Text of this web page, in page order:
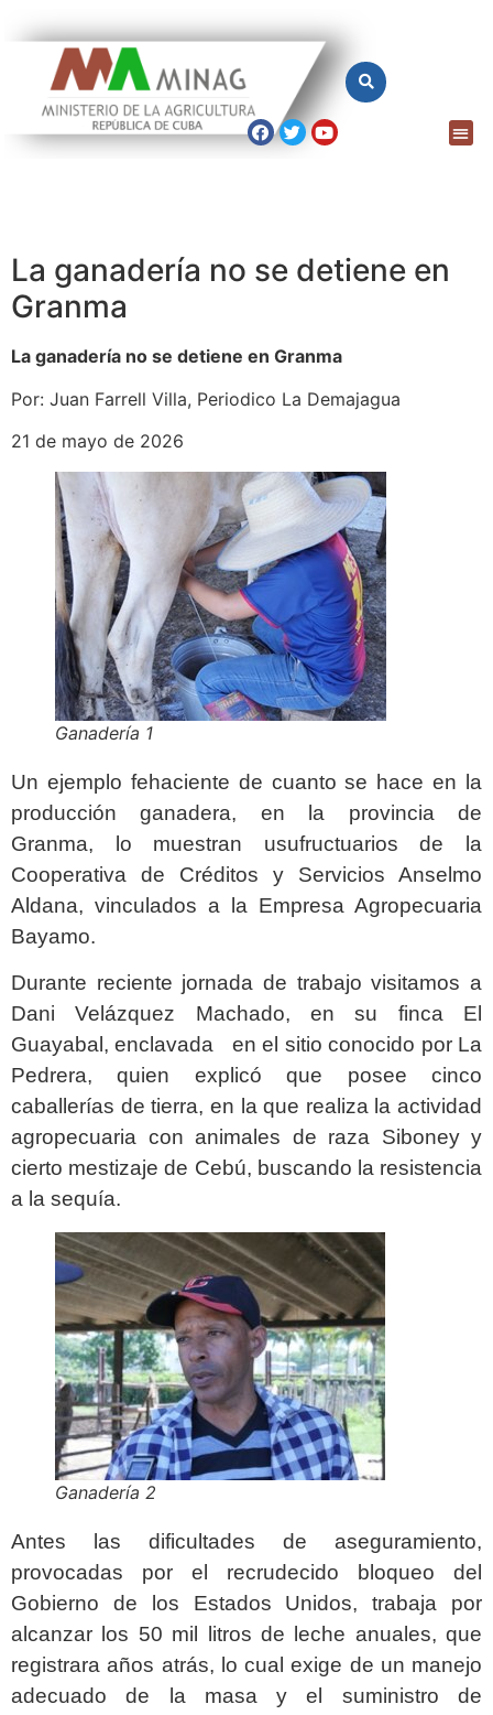
La ganadería no se detiene en
Granma
La ganadería no se detiene en Granma
Por: Juan Farrell Villa, Periodico La Demajagua
21 de mayo de 2026
Ganadería 1
Un ejemplo fehaciente de cuanto se hace en la
producción ganadera, en la provincia de
Granma, lo muestran usufructuarios de la
Cooperativa de Créditos y Servicios Anselmo
Aldana, vinculados a la Empresa Agropecuaria
Bayamo.
Durante reciente jornada de trabajo visitamos a
Dani Velázquez Machado, en su finca El
Guayabal, enclavada en el sitio conocido por La
Pedrera, quien explicó que posee cinco
caballerías de tierra, en la que realiza la actividad
agropecuaria con animales de raza Siboney y
cierto mestizaje de Cebú, buscando la resistencia
a la sequía.
Ganadería 2
Antes las dificultades de aseguramiento,
provocadas por el recrudecido bloqueo del
Gobierno de los Estados Unidos, trabaja por
alcanzar los 50 mil litros de leche anuales, que
registrara años atrás, lo cual exige de un manejo
adecuado de la masa y el suministro de